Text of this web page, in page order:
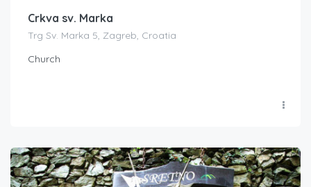
Crkva sv. Marka
Trg Sv. Marka 5, Zagreb, Croatia
Church